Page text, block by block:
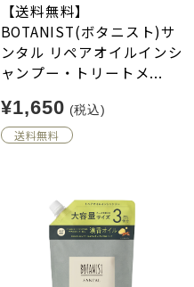
【送料無料】
BOTANIST(ボタニスト)サ
ンタル リペアオイルインシ
ャンプー・トリートメ...
¥1,650 (税込)
送料無料